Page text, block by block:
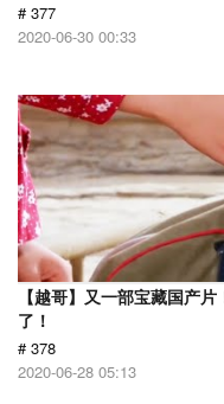
# 377
2020-06-30 00:33
【越哥】又一部宝藏国产
了！
# 378
2020-06-28 05:13